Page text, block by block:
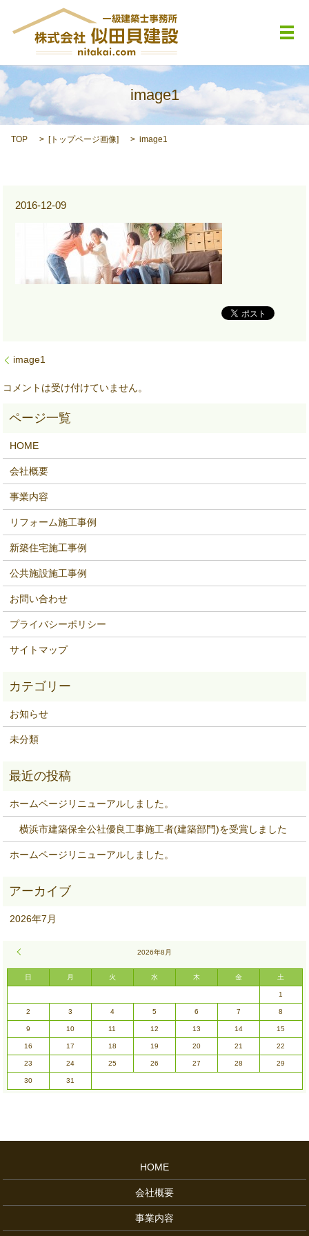
メ
image1
TOP [トップページ画像] image1
2016-12-09
image1
コメントは受け付けていません。
HOME
会社概要
事業内容
リフォーム施工事例
新築住宅施工事例
公共施設施工事例
お問い合わせ
プライバシーポリシー
サイトマップ
お知らせ
未分類
ホームページリニューアルしました。
横浜市建築保全公社優良工事施工者(建築部門)を受賞しました
ホームページリニューアルしました。
2026年7月
2026年8月
日 月 火 水 木 金 土
1
2 3 4 5 6 7 8
9 10 11 12 13 14 15
16 17 18 19 20 21 22
23 24 25 26 27 28 29
30 31
HOME
会社概要
事業内容